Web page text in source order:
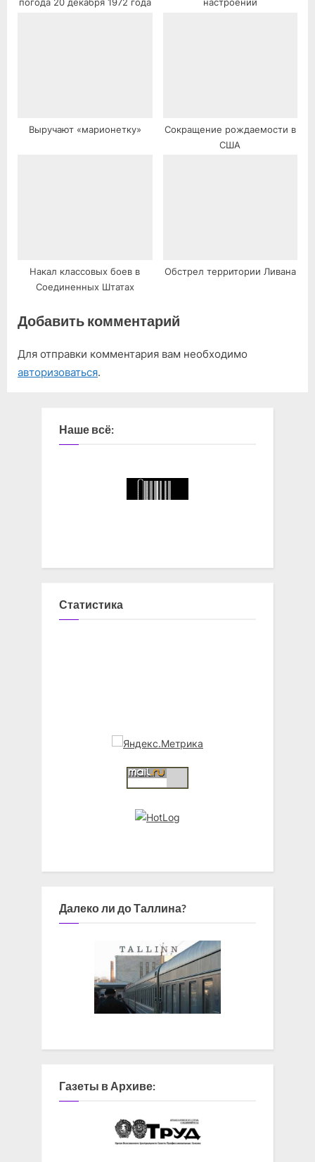
погода 20 декабря 1972 года настроений
Выручают «марионетку»
Сокращение рождаемости в
США
Накал классовых боев в
Соединенных Штатах
Обстрел территории Ливана
Добавить комментарий
Для отправки комментария вам необходимо
авторизоваться.
Наше всё:
Статистика
Далеко ли до Таллина?
Газеты в Архиве: